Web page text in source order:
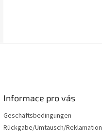
Informace pro vás
Geschäftsbedingungen
Rückgabe/Umtausch/Reklamation